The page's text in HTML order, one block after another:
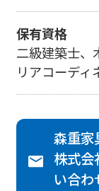
保有資格
二級建築士、
リアコーディ
森重家
株式
い合わ